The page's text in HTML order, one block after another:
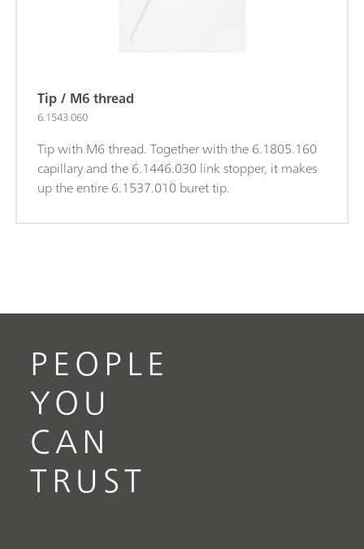
Tip / M6 thread
6.1543.060
Tip with M6 thread. Together with the 6.1805.160
capillary and the 6.1446.030 link stopper, it makes
up the entire 6.1537.010 buret tip.
PEOPLE
YOU
CAN
TRUST